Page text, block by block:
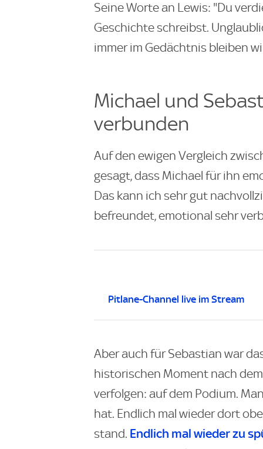
Seine Worte an Lewis: "Du
Geschichte schreibst.
immer im Gedächtnis bleiben
Michael und
verbunden
Auf den ewigen Vergleich
gesagt, dass Michael für ihn
Das kann ich sehr gut
befreundet, emotional sehr
Pitlane-Channel live im Stream
Aber auch für Sebastian war
historischen Moment nach
verfolgen: auf dem Podium.
hat. Endlich mal wieder dort
stand. Endlich mal wieder zu